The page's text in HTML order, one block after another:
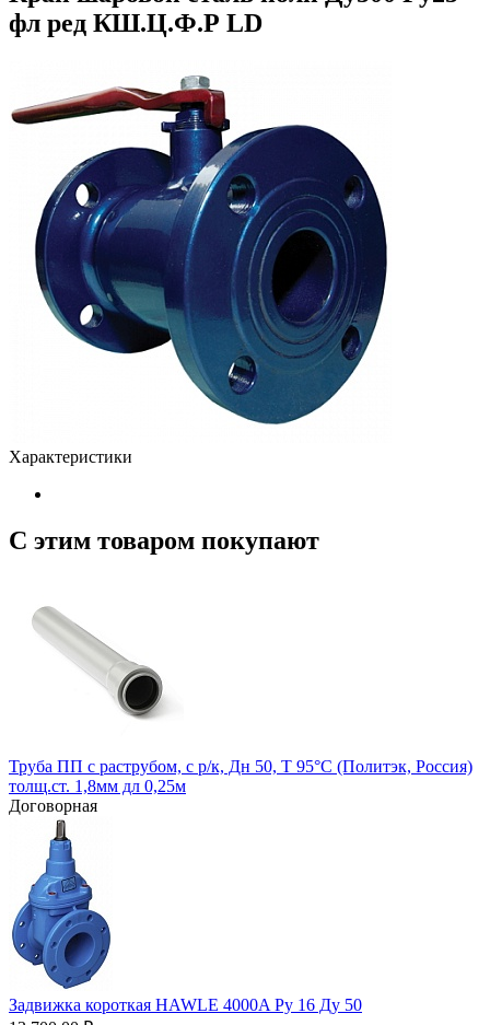
фл ред КШ.Ц.Ф.Р LD
Характеристики
С этим товаром покупают
Труба ПП с раструбом, с р/к, Дн 50, Т 95°С (Политэк, Россия)
толщ.ст. 1,8мм дл 0,25м
Договорная
Задвижка короткая HAWLE 4000A Ру 16 Ду 50